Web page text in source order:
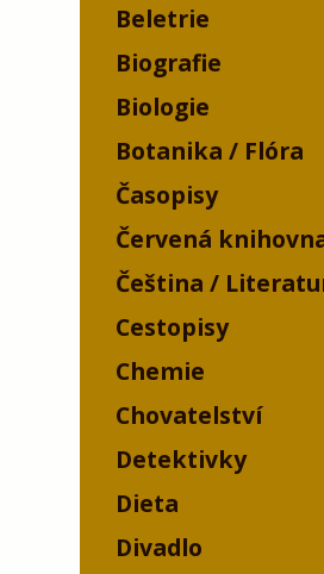
Beletrie
Biografie
Biologie
Botanika / Flóra
Časopisy
Červená
Čeština /
Cestopisy
Chemie
Chovatelství
Detektivky
Dieta
Divadlo